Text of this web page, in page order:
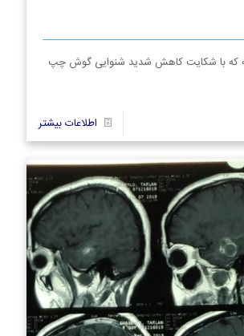
خانم ۴۰ ساله که با شکایت کاهش شدید شنوایی گوش چپ
اطلاعات بیشتر